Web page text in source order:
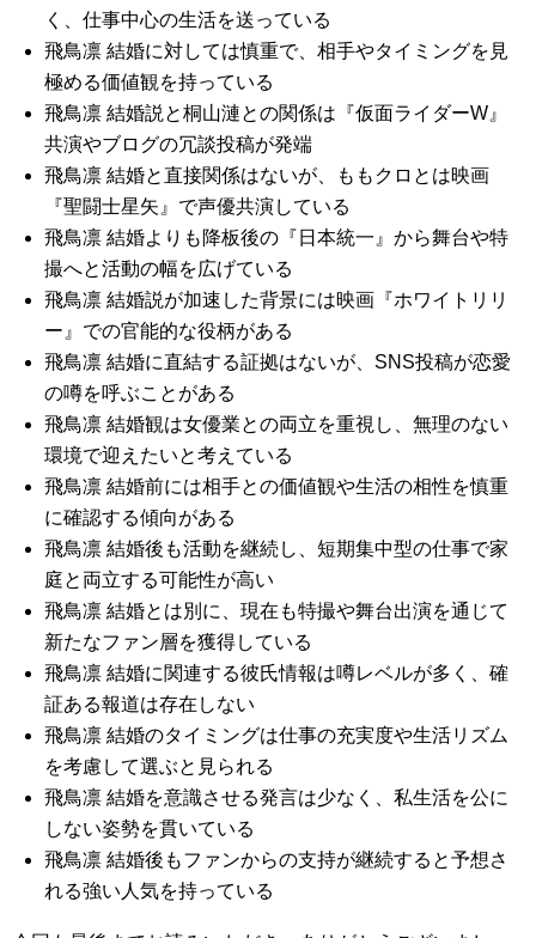
く、仕事中心の生活を送っている
飛鳥凛 結婚に対しては慎重で、相手やタイミングを見
極める価値観を持っている
飛鳥凛 結婚説と桐山漣との関係は『仮面ライダーW』
共演やブログの冗談投稿が発端
飛鳥凛 結婚と直接関係はないが、ももクロとは映画
『聖闘士星矢』で声優共演している
飛鳥凛 結婚よりも降板後の『日本統一』から舞台や特
撮へと活動の幅を広げている
飛鳥凛 結婚説が加速した背景には映画『ホワイトリリ
ー』での官能的な役柄がある
飛鳥凛 結婚に直結する証拠はないが、SNS投稿が恋愛
の噂を呼ぶことがある
飛鳥凛 結婚観は女優業との両立を重視し、無理のない
環境で迎えたいと考えている
飛鳥凛 結婚前には相手との価値観や生活の相性を慎重
に確認する傾向がある
飛鳥凛 結婚後も活動を継続し、短期集中型の仕事で家
庭と両立する可能性が高い
飛鳥凛 結婚とは別に、現在も特撮や舞台出演を通じて
新たなファン層を獲得している
飛鳥凛 結婚に関連する彼氏情報は噂レベルが多く、確
証ある報道は存在しない
飛鳥凛 結婚のタイミングは仕事の充実度や生活リズム
を考慮して選ぶと見られる
飛鳥凛 結婚を意識させる発言は少なく、私生活を公に
しない姿勢を貫いている
飛鳥凛 結婚後もファンからの支持が継続すると予想さ
れる強い人気を持っている